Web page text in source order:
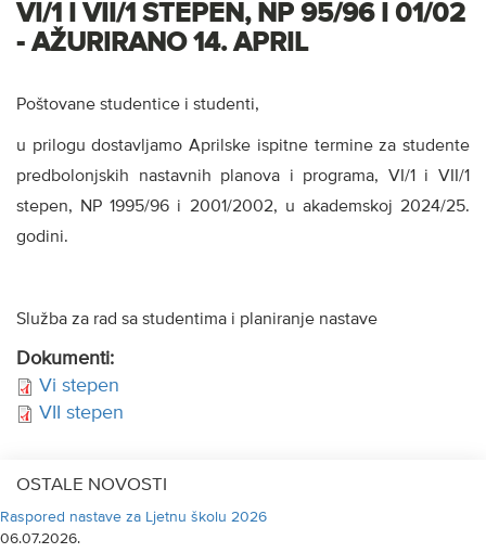
VI/1 I VII/1 STEPEN, NP 95/96 I 01/02
- AŽURIRANO 14. APRIL
Poštovane studentice i studenti,
u prilogu dostavljamo Aprilske ispitne termine za studente
predbolonjskih nastavnih planova i programa, VI/1 i VII/1
stepen, NP 1995/96 i 2001/2002, u akademskoj 2024/25.
godini.
Služba za rad sa studentima i planiranje nastave
Dokumenti:
Vi stepen
VII stepen
OSTALE NOVOSTI
Raspored nastave za Ljetnu školu 2026
06.07.2026.